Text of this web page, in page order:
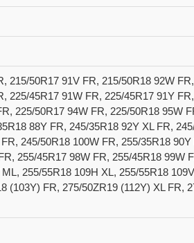
215/50R17 91V FR, 215/50R18 92W
225/45R17 91W FR, 225/45R17 91Y
225/50R17 94W FR, 225/50R18 95W
88Y FR, 245/35R18 92Y XL FR,
245/50R18 100W FR, 255/35R18
255/45R17 98W FR, 255/45R18 99W
255/55R18 109H XL, 255/55R18
(103Y) FR, 275/50ZR19 (112Y) XL FR,